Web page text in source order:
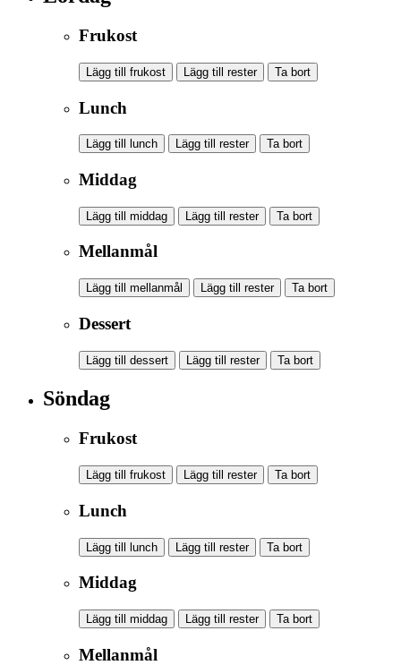
Frukost
Lägg till frukost Lägg till rester Ta bort
Lunch
Lägg till lunch Lägg till rester Ta bort
Middag
Lägg till middag Lägg till rester Ta bort
Mellanmål
Lägg till mellanmål Lägg till rester Ta bort
Dessert
Lägg till dessert Lägg till rester Ta bort
Söndag
Frukost
Lägg till frukost Lägg till rester Ta bort
Lunch
Lägg till lunch Lägg till rester Ta bort
Middag
Lägg till middag Lägg till rester Ta bort
Mellanmål